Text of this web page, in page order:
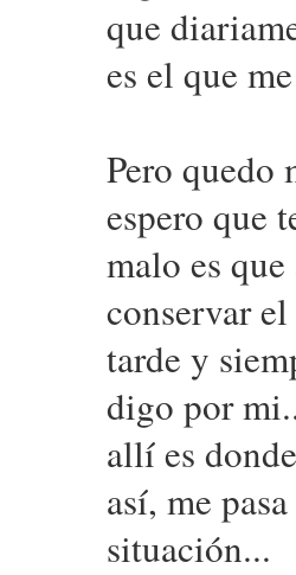
que
es el que
Pero
espero que
malo es
conservar
tarde y
digo por
allí es
así, me
situación...